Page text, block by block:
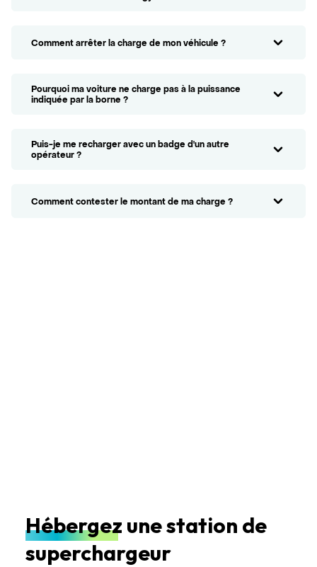
Comment arrêter la charge de mon véhicule ?
Pourquoi ma voiture ne charge pas à la puissance
indiquée par la borne ?
Puis-je me recharger avec un badge d'un autre
opérateur ?
Comment contester le montant de ma charge ?
Hébergez une station de
superchargeur